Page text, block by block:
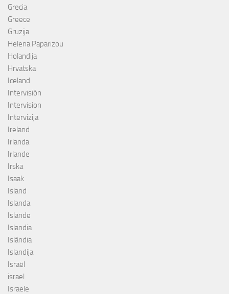
Grecia
Greece
Gruzija
Helena Paparizou
Holandija
Hrvatska
Iceland
Intervisión
Intervision
Intervizija
Ireland
Irlanda
Irlande
Irska
Isaak
Island
Islanda
Islande
Islandia
Islândia
Islandija
Israël
israel
Israele